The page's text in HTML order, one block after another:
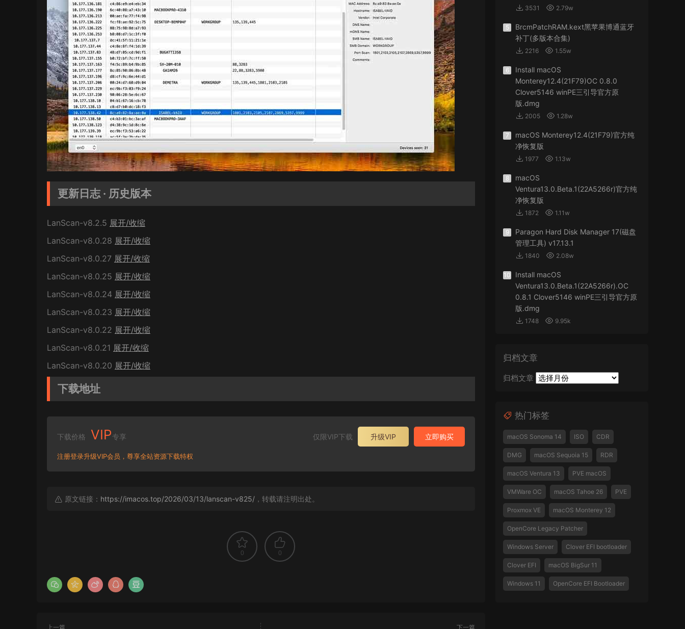
更新日志 · 历史版本
LanScan-v8.2.5 展开/收缩
LanScan-v8.0.28 展开/收缩
LanScan-v8.0.27 展开/收缩
LanScan-v8.0.25 展开/收缩
LanScan-v8.0.24 展开/收缩
LanScan-v8.0.23 展开/收缩
LanScan-v8.0.22 展开/收缩
LanScan-v8.0.21 展开/收缩
LanScan-v8.0.20 展开/收缩
下载地址
下载价格 VIP专享 仅限VIP下载 升级VIP 立即购买
注册登录升级VIP会员，尊享全站资源下载特权
原文链接： https://imacos.top/2026/03/13/lanscan-v825/ ，转载请注明出处。
0 0
上一篇 下一篇
3531 2.79w
5
BrcmPatchRAM.kext黑苹果博通蓝牙
补丁(多版本合集)
2216 1.55w
6
Install macOS
Monterey12.4(21F79)OC 0.8.0
Clover5146 winPE三引导官方原
版.dmg
2005 1.28w
7
macOS Monterey12.4(21F79)官方纯
净恢复版
1977 1.13w
8
macOS
Ventura13.0.Beta.1(22A5266r)官方纯
净恢复版
1872 1.11w
9
Paragon Hard Disk Manager 17(磁盘
管理工具) v17.13.1
1840 2.08w
10
Install macOS
Ventura13.0.Beta.1(22A5266r).OC
0.8.1 Clover5146 winPE三引导官方原
版.dmg
1748 9.95k
归档文章
归档文章
热门标签
macOS Sonoma 14 ISO CDR
DMG macOS Sequoia 15 RDR
macOS Ventura 13 PVE macOS
VMWare OC macOS Tahoe 26 PVE
Proxmox VE macOS Monterey 12
OpenCore Legacy Patcher
Windows Server Clover EFI bootloader
Clover EFI macOS BigSur 11
Windows 11 OpenCore EFI Bootloader